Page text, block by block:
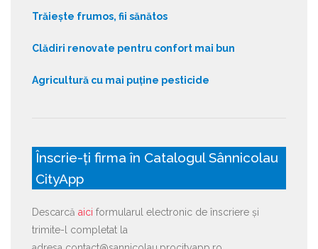
Trăiește frumos, fii sănătos
Clădiri renovate pentru confort mai bun
Agricultură cu mai puține pesticide
Înscrie-ți firma în Catalogul Sânnicolau
CityApp
Descarcă aici formularul electronic de înscriere și
trimite-l completat la